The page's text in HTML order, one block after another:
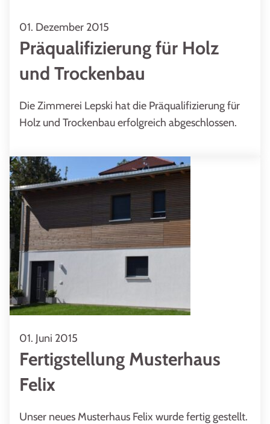
01. Dezember 2015
Präqualifizierung für Holz
und Trockenbau
Die Zimmerei Lepski hat die Präqualifizierung für
Holz und Trockenbau erfolgreich abgeschlossen.
01. Juni 2015
Fertigstellung Musterhaus
Felix
Unser neues Musterhaus Felix wurde fertig gestellt.